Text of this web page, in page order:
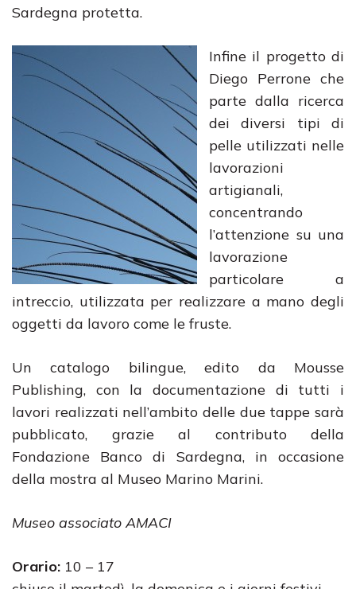
Sardegna protetta.
Infine il progetto di
Diego Perrone che
parte dalla ricerca
dei diversi tipi di
pelle utilizzati nelle
lavorazioni
artigianali,
concentrando
l’attenzione su una
lavorazione
particolare a
intreccio, utilizzata per realizzare a mano degli
oggetti da lavoro come le fruste.
Un catalogo bilingue, edito da Mousse
Publishing, con la documentazione di tutti i
lavori realizzati nell’ambito delle due tappe sarà
pubblicato, grazie al contributo della
Fondazione Banco di Sardegna, in occasione
della mostra al Museo Marino Marini.
Museo associato AMACI
Orario: 10 – 17